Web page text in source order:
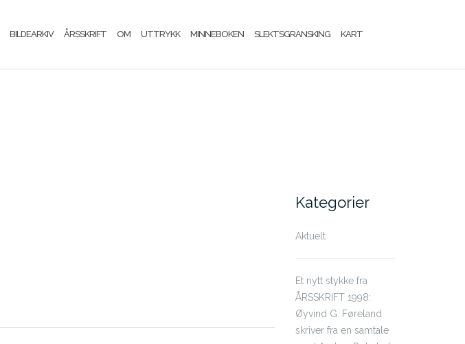
BILDEARKIV ÅRSSKRIFT OM UTTRYKK MINNEBOKEN SLEKTSGRANSKING KART
Kategorier
Aktuelt
Et nytt stykke fra
ÅRSSKRIFT 1998:
Øyvind G. Føreland
skriver fra en samtale